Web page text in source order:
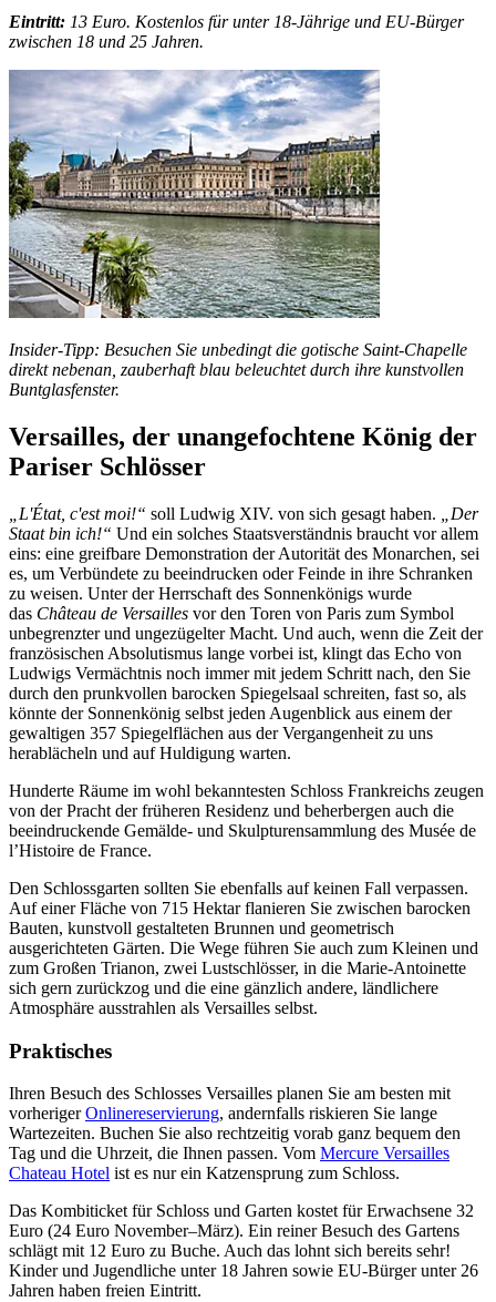
Eintritt: 13 Euro. Kostenlos für unter 18-Jährige und EU-Bürger
zwischen 18 und 25 Jahren.
Insider-Tipp: Besuchen Sie unbedingt die gotische Saint-Chapelle
direkt nebenan, zauberhaft blau beleuchtet durch ihre kunstvollen
Buntglasfenster.
Versailles, der unangefochtene König der
Pariser Schlösser
„L'État, c'est moi!“ soll Ludwig XIV. von sich gesagt haben.
„Der
Staat bin ich!“ Und ein solches Staatsverständnis braucht vor allem
eins: eine greifbare Demonstration der Autorität des Monarchen, sei
es, um Verbündete zu beeindrucken oder Feinde in ihre Schranken
zu weisen. Unter der Herrschaft des Sonnenkönigs wurde
das Château de Versailles vor den Toren von Paris zum Symbol
unbegrenzter und ungezügelter Macht. Und auch, wenn die Zeit der
französischen Absolutismus lange vorbei ist, klingt das Echo von
Ludwigs Vermächtnis noch immer mit jedem Schritt nach, den Sie
durch den prunkvollen barocken Spiegelsaal schreiten, fast so, als
könnte der Sonnenkönig selbst jeden Augenblick aus einem der
gewaltigen 357 Spiegelflächen aus der Vergangenheit zu uns
herablächeln und auf Huldigung warten.
Hunderte Räume im wohl bekanntesten Schloss Frankreichs zeugen
von der Pracht der früheren Residenz und beherbergen auch die
beeindruckende Gemälde- und Skulpturensammlung des Musée de
l’Histoire de France.
Den Schlossgarten sollten Sie ebenfalls auf keinen Fall verpassen.
Auf einer Fläche von 715 Hektar flanieren Sie zwischen barocken
Bauten, kunstvoll gestalteten Brunnen und geometrisch
ausgerichteten Gärten. Die Wege führen Sie auch zum Kleinen und
zum Großen Trianon, zwei Lustschlösser, in die Marie-Antoinette
sich gern zurückzog und die eine gänzlich andere, ländlichere
Atmosphäre ausstrahlen als Versailles selbst.
Praktisches
Ihren Besuch des Schlosses Versailles planen Sie am besten mit
vorherigerOnlinereservierung, andernfalls riskieren Sie lange
Wartezeiten. Buchen Sie also rechtzeitig vorab ganz bequem den
Tag und die Uhrzeit, die Ihnen passen. Vom Mercure Versailles
Chateau Hotel ist es nur ein Katzensprung zum Schloss.
Das Kombiticket für Schloss und Garten kostet für Erwachsene 32
Euro (24 Euro November–März). Ein reiner Besuch des Gartens
schlägt mit 12 Euro zu Buche. Auch das lohnt sich bereits sehr!
Kinder und Jugendliche unter 18 Jahren sowie EU-Bürger unter 26
Jahren haben freien Eintritt.